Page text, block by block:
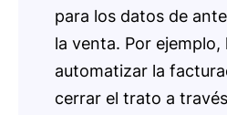
para los datos de
la venta. Por ejemplo,
automatizar la
cerrar el trato a